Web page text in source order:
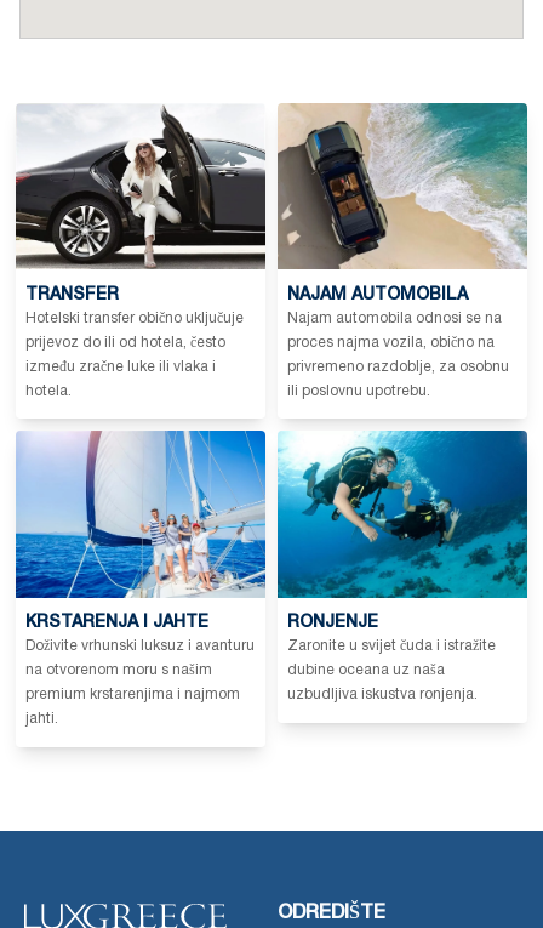
TRANSFER
Hotelski transfer obično uključuje
prijevoz do ili od hotela, često
između zračne luke ili vlaka i
hotela.
NAJAM AUTOMOBILA
Najam automobila odnosi se na
proces najma vozila, obično na
privremeno razdoblje, za osobnu
ili poslovnu upotrebu.
KRSTARENJA I JAHTE
Doživite vrhunski luksuz i avanturu
na otvorenom moru s našim
premium krstarenjima i najmom
jahti.
RONJENJE
Zaronite u svijet čuda i istražite
dubine oceana uz naša
uzbudljiva iskustva ronjenja.
ODREDIŠTE